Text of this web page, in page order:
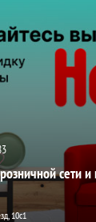
сети и
10с1